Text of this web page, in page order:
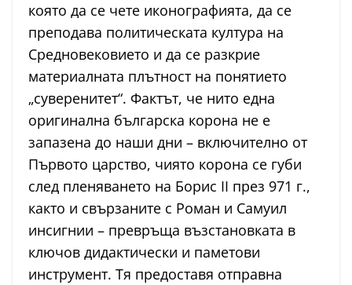
която да се чете иконографията, да се
преподава политическата култура на
Средновековието и да се разкрие
материалната плътност на понятието
„суверенитет“. Фактът, че нито една
оригинална българска корона не е
запазена до наши дни – включително от
Първото царство, чиято корона се губи
след пленяването на Борис II през 971 г.,
както и свързаните с Роман и Самуил
инсигнии – превръща възстановката в
ключов дидактически и паметови
инструмент. Тя предоставя отправна